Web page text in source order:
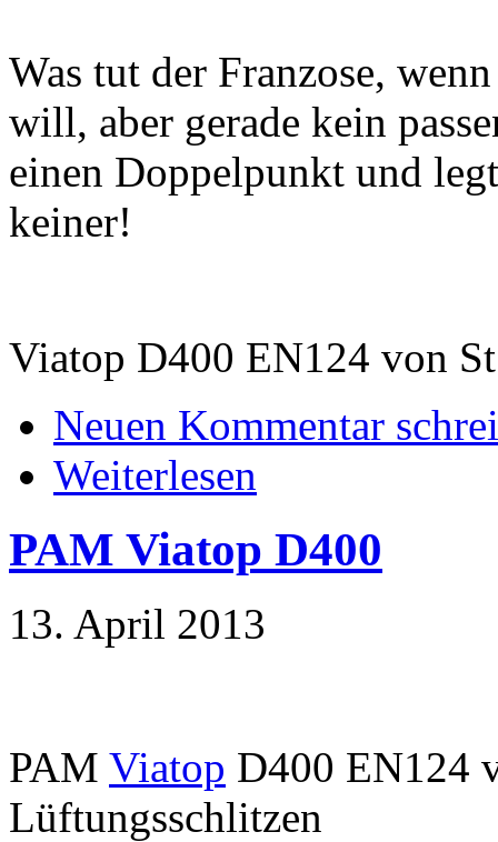
Was tut der Franzose,
will, aber gerade kein
einen Doppelpunkt und
keiner!
Viatop D400 EN124 von
Neuen Kommentar
Weiterlesen
PAM Viatop D400
13. April 2013
PAM Viatop D400 EN124
Lüftungsschlitzen